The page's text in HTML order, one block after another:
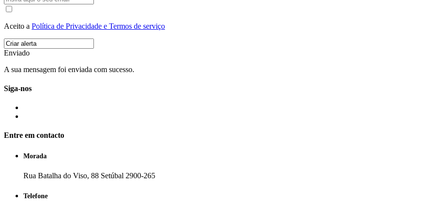
Aceito a Política de Privacidade e Termos de serviço
Enviado
A sua mensagem foi enviada com sucesso.
Siga-nos
Entre em contacto
Morada
Rua Batalha do Viso, 88 Setúbal 2900-265
Telefone